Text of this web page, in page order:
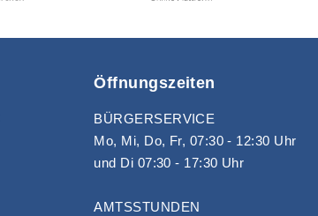
Öffnungszeiten
BÜRGERSERVICE
Mo, Mi, Do, Fr, 07:30 - 12:30 Uhr
und Di 07:30 - 17:30 Uhr
AMTSSTUNDEN